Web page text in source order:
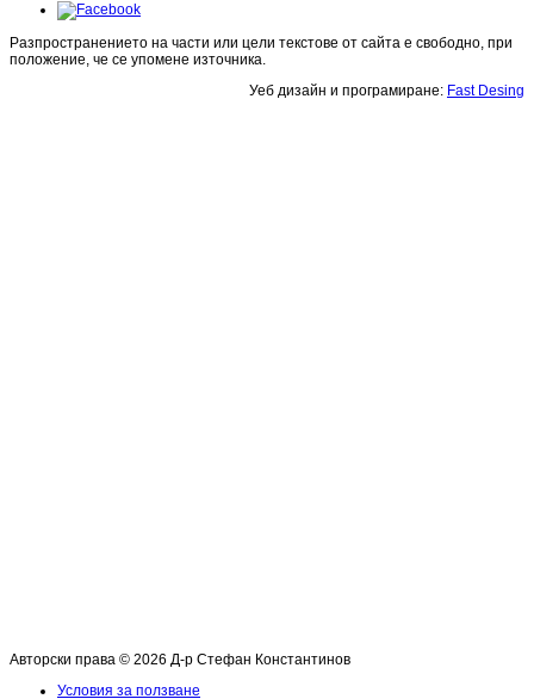
Разпространението на части или цели текстове от сайта е свободно, при
положение, че се упомене източника.
Уеб дизайн и програмиране: Fast Desing
Авторски права © 2026 Д-р Стефан Константинов
Условия за ползване